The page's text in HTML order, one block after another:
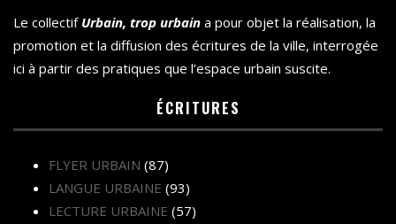
Le collectif Urbain, trop urbain a pour objet la réalisation, la
promotion et la diffusion des écritures de la ville, interrogée
ici à partir des pratiques que l’espace urbain suscite.
ÉCRITURES
FLYER URBAIN (87)
LANGUE URBAINE (93)
LECTURE URBAINE (57)